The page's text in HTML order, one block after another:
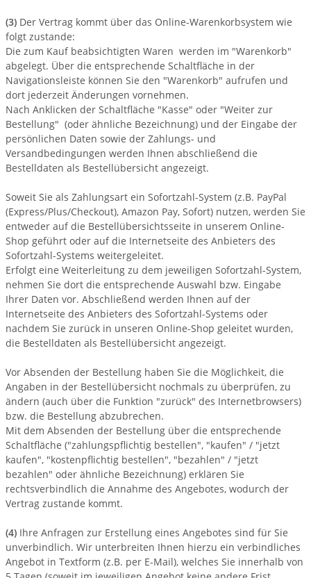
(3) Der Vertrag kommt über das Online-Warenkorbsystem wie
folgt zustande:
Die zum Kauf beabsichtigten Waren werden im "Warenkorb"
abgelegt. Über die entsprechende Schaltfläche in der
Navigationsleiste können Sie den "Warenkorb" aufrufen und
dort jederzeit Änderungen vornehmen.
Nach Anklicken der Schaltfläche "Kasse" oder "Weiter zur
Bestellung" (oder ähnliche Bezeichnung) und der Eingabe der
persönlichen Daten sowie der Zahlungs- und
Versandbedingungen werden Ihnen abschließend die
Bestelldaten als Bestellübersicht angezeigt.
Soweit Sie als Zahlungsart ein Sofortzahl-System (z.B. PayPal
(Express/Plus/Checkout), Amazon Pay, Sofort) nutzen, werden Sie
entweder auf die Bestellübersichtsseite in unserem Online-
Shop geführt oder auf die Internetseite des Anbieters des
Sofortzahl-Systems weitergeleitet.
Erfolgt eine Weiterleitung zu dem jeweiligen Sofortzahl-System,
nehmen Sie dort die entsprechende Auswahl bzw. Eingabe
Ihrer Daten vor. Abschließend werden Ihnen auf der
Internetseite des Anbieters des Sofortzahl-Systems oder
nachdem Sie zurück in unseren Online-Shop geleitet wurden,
die Bestelldaten als Bestellübersicht angezeigt.
Vor Absenden der Bestellung haben Sie die Möglichkeit, die
Angaben in der Bestellübersicht nochmals zu überprüfen, zu
ändern (auch über die Funktion "zurück" des Internetbrowsers)
bzw. die Bestellung abzubrechen.
Mit dem Absenden der Bestellung über die entsprechende
Schaltfläche ("zahlungspflichtig bestellen", "kaufen" / "jetzt
kaufen", "kostenpflichtig bestellen", "bezahlen" / "jetzt
bezahlen" oder ähnliche Bezeichnung) erklären Sie
rechtsverbindlich die Annahme des Angebotes, wodurch der
Vertrag zustande kommt.
(4) Ihre Anfragen zur Erstellung eines Angebotes sind für Sie
unverbindlich. Wir unterbreiten Ihnen hierzu ein verbindliches
Angebot in Textform (z.B. per E-Mail), welches Sie innerhalb von